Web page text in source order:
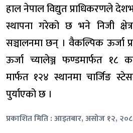
हाल नेपाल विद्युत प्राधिकरणले
स्थापना गरेको छ भने निजी
सञ्चालनमा छन् । वैकल्पिक ऊर्जा
ऊर्जा च्यालेञ्ज फण्डमार्फत १८
मार्फत १२४ स्थानमा चार्जिङ
पुर्याएको छ ।
प्रकाशित मिति : आइतबार, असोज १२,